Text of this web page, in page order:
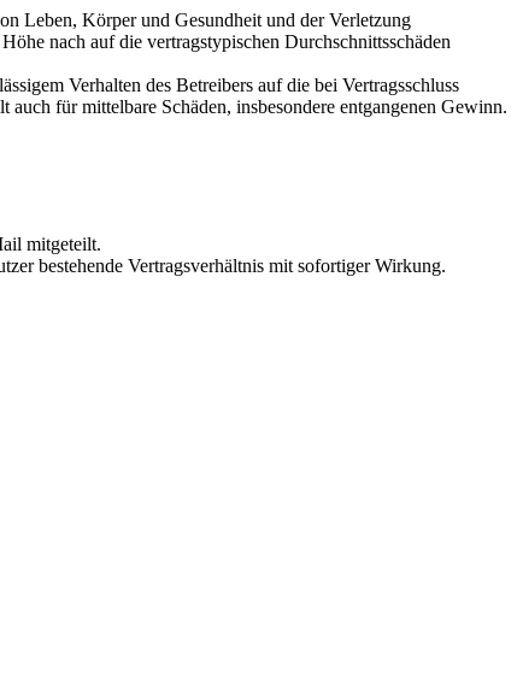
Leben, Körper und Gesundheit und der Verletzung
nach auf die vertragstypischen Durchschnittsschäden
Verhalten des Betreibers auf die bei Vertragsschluss
für mittelbare Schäden, insbesondere entgangenen Gewinn.
mitgeteilt.
bestehende Vertragsverhältnis mit sofortiger Wirkung.